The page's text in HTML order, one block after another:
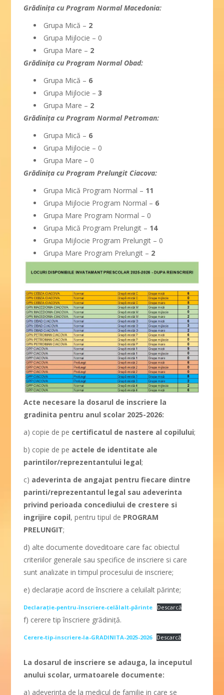
Grădiniţa cu Program Normal Macedonia:
Grupa Mică – 2
Grupa Mijlocie – 0
Grupa Mare – 2
Grădiniţa cu Program Normal Obad:
Grupa Mică – 6
Grupa Mijlocie –3
Grupa Mare – 2
Grădiniţa cu Program Normal Petroman:
Grupa Mică – 6
Grupa Mijlocie – 0
Grupa Mare – 0
Grădiniţa cu Program Prelungit Ciacova:
Grupa Mică Program Normal – 11
Grupa Mijlocie Program Normal – 6
Grupa Mare Program Normal – 0
Grupa Mică Program Prelungit – 14
Grupa Mijlocie Program Prelungit – 0
Grupa Mare Program Prelungit – 2
Acte necesare la dosarul de inscriere la
gradinita pentru anul scolar 2025-2026:
a) copie de pe certificatul de nastere al copilului;
b) copie de pe actele de identitate ale
parintilor/reprezentantului legal;
c) adeverinta de angajat pentru fiecare dintre
parinti/reprezentantul legal sau adeverinta
privind perioada concediului de crestere si
ingrijire copil, pentru tipul de PROGRAM
PRELUNGIT;
d) alte documente doveditoare care fac obiectul
criteriilor generale sau specifice de inscriere si care
sunt analizate in timpul procesului de inscriere;
e) declaraţie acord de înscriere a celuilalt părinte;
Declarație-pentru-înscriere-celălalt-părinte Descarcă
f) cerere tip înscriere grădiniţă.
Cerere-tip-inscriere-la-GRADINITA-2025-2026 Descarcă
La dosarul de inscriere se adauga, la inceputul
anului scolar, urmatoarele documente:
a) adeverinta de la medicul de familie in care se